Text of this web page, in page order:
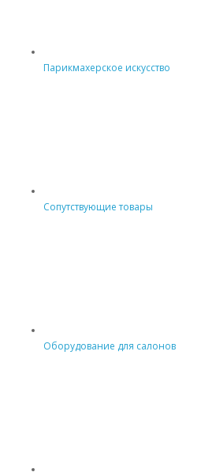
Парикмахерское искусство
Сопутствующие товары
Оборудование для салонов